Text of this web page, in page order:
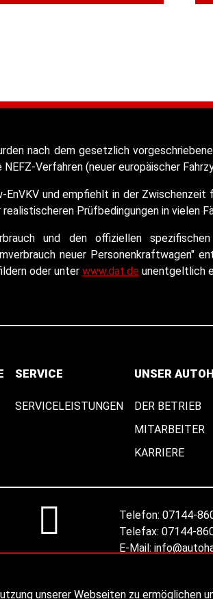
unserer Webseiten zu ermöglichen
nach dem gesetzlich
Verfahren (neuer europäischer
und empfiehlt in der
Prüfbedingungen in vielen
und den offiziellen
neuer Personenkraftwagen"
oder unter www.dat.de unentgeltlich
SERVICE
SERVICELEISTUNGEN
UNSER
DER BETRIEB
MITARBEITER
KARRIERE
Telefon: 07144-
Telefax: 07144-
E-Mail: